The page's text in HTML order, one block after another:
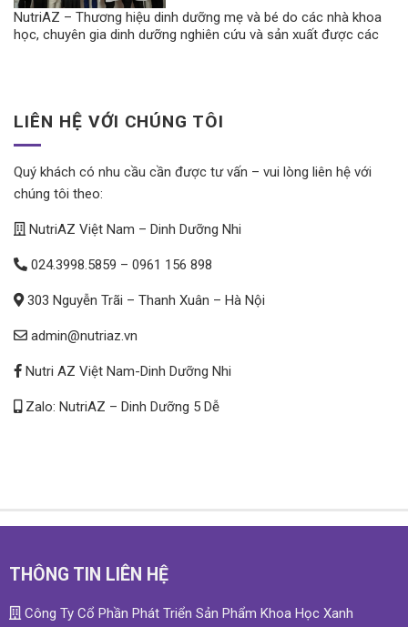
NutriAZ – Thương hiệu dinh dưỡng mẹ và bé do các nhà khoa
học, chuyên gia dinh dưỡng nghiên cứu và sản xuất được các
LIÊN HỆ VỚI CHÚNG TÔI
Quý khách có nhu cầu cần được tư vấn – vui lòng liên hệ với
chúng tôi theo:
NutriAZ Việt Nam – Dinh Dưỡng Nhi
024.3998.5859 – 0961 156 898
303 Nguyễn Trãi – Thanh Xuân – Hà Nội
admin@nutriaz.vn
Nutri AZ Việt Nam-Dinh Dưỡng Nhi
Zalo: NutriAZ – Dinh Dưỡng 5 Dễ
THÔNG TIN LIÊN HỆ
Công Ty Cổ Phần Phát Triển Sản Phẩm Khoa Học Xanh